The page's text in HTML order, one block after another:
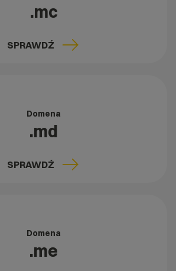
.mc
SPRAWDŹ
Domena
.md
SPRAWDŹ
Domena
.me